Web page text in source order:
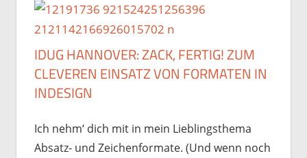
IDUG HANNOVER: ZACK, FERTIG! ZUM
CLEVEREN EINSATZ VON FORMATEN IN
INDESIGN
Ich nehm‘ dich mit in mein Lieblingsthema
Absatz- und Zeichenformate. (Und wenn noch